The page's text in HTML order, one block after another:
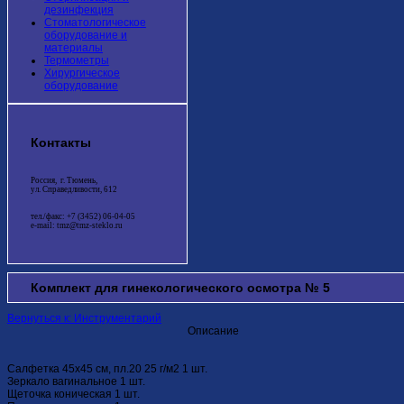
дезинфекция
Стоматологическое
оборудование и
материалы
Термометры
Хирургическое
оборудование
Контакты
Россия, г. Тюмень,
ул. Справедливости, 612
тел./факс: +7 (3452) 06-04-05
e-mail: tmz@tmz-steklo.ru
Комплект для гинекологического осмотра № 5
Вернуться к: Инструментарий
Описание
Салфетка 45х45 см, пл.20 25 г/м2 1 шт.
Зеркало вагинальное 1 шт.
Щеточка коническая 1 шт.